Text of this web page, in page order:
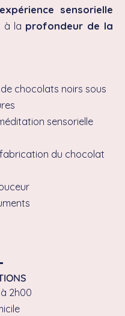
expérience sensorielle
à la profondeur de la
chocolats noirs sous
sensorielle
du chocolat
2h00